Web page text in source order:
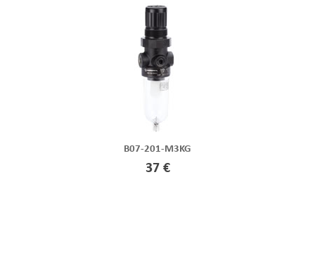
B07-201-M3KG
37 €